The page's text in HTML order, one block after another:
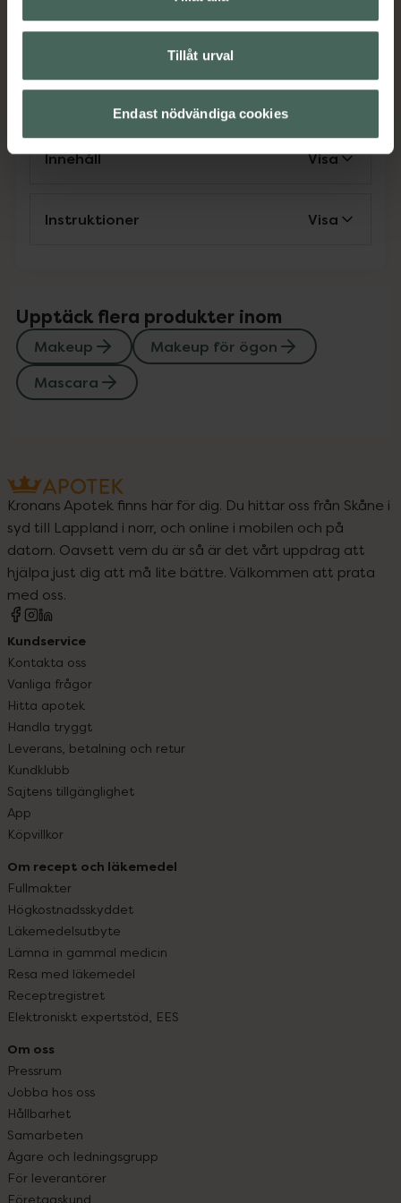
Tillåt urval
Endast nödvändiga cookies
MakeupMakeup för ögonMascara
Innehåll Visa
Instruktioner Visa
Upptäck flera produkter inom
Makeup
Makeup för ögon
Mascara
Kronans Apotek finns här för dig. Du hittar oss från Skåne i
syd till Lappland i norr, och online i mobilen och på
datorn. Oavsett vem du är så är det vårt uppdrag att
hjälpa just dig att må lite bättre. Välkommen att prata
med oss.
Kundservice
Kontakta oss
Vanliga frågor
Hitta apotek
Handla tryggt
Leverans, betalning och retur
Kundklubb
Sajtens tillgänglighet
App
Köpvillkor
Om recept och läkemedel
Fullmakter
Högkostnadsskyddet
Läkemedelsutbyte
Lämna in gammal medicin
Resa med läkemedel
Receptregistret
Elektroniskt expertstöd, EES
Om oss
Pressrum
Jobba hos oss
Hållbarhet
Samarbeten
Ägare och ledningsgrupp
För leverantörer
Företagskund